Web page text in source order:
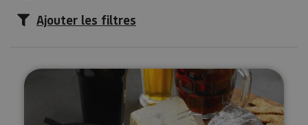
Ajouter les filtres
Dégustation de bières dans la